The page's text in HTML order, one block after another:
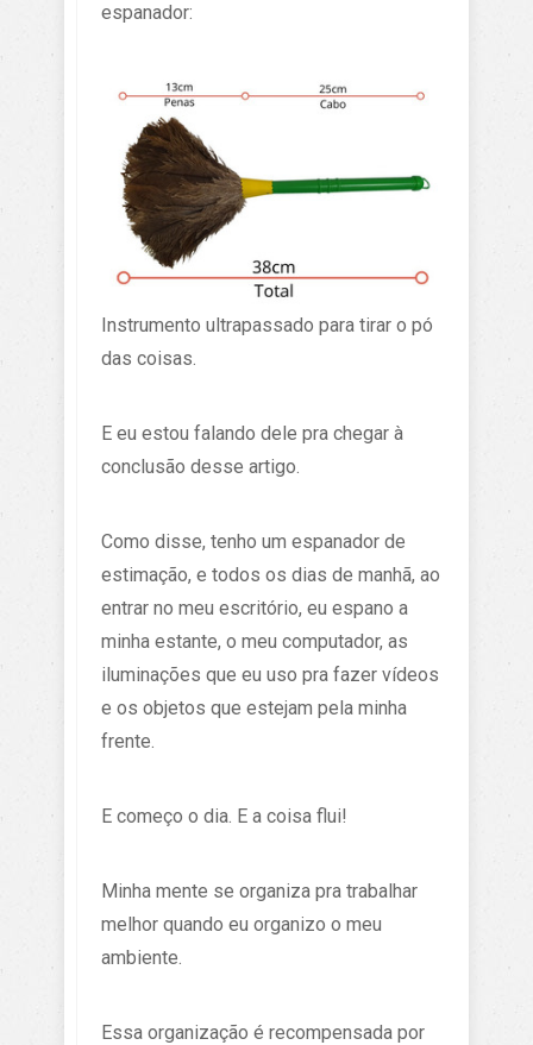
espanador:
Instrumento ultrapassado para tirar o pó
das coisas.
E eu estou falando dele pra chegar à
conclusão desse artigo.
Como disse, tenho um espanador de
estimação, e todos os dias de manhã, ao
entrar no meu escritório, eu espano a
minha estante, o meu computador, as
iluminações que eu uso pra fazer vídeos
e os objetos que estejam pela minha
frente.
E começo o dia. E a coisa flui!
Minha mente se organiza pra trabalhar
melhor quando eu organizo o meu
ambiente.
Essa organização é recompensada por